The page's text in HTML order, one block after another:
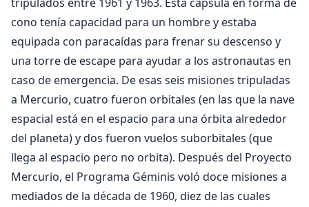
cono tenía capacidad para un hombre y estaba
equipada con paracaídas para frenar su descenso y
una torre de escape para ayudar a los astronautas en
caso de emergencia. De esas seis misiones tripuladas
a Mercurio, cuatro fueron orbitales (en las que la nave
espacial está en el espacio para una órbita alrededor
del planeta) y dos fueron vuelos suborbitales (que
llega al espacio pero no orbita). Después del Proyecto
Mercurio, el Programa Géminis voló doce misiones a
mediados de la década de 1960, diez de las cuales